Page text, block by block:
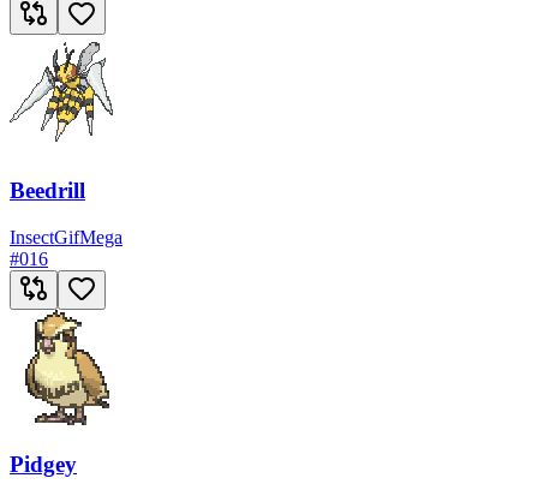
Beedrill
InsectGifMega
#016
Pidgey